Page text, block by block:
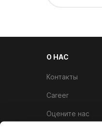
О НАС
Контакты
Career
Оцените нас